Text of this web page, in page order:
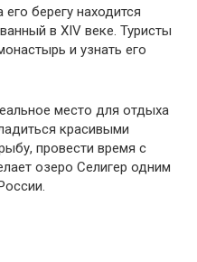
берегу находится
в XIV веке. Туристы
и узнать его
место для отдыха
красивыми
провести время с
озеро Селигер одним